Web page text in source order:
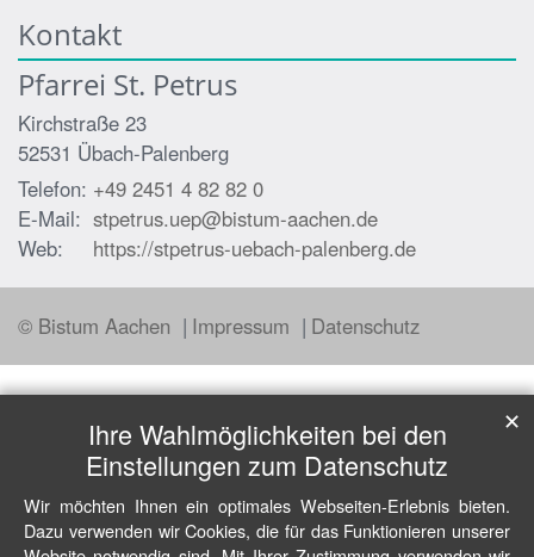
Kontakt
Pfarrei St. Petrus
Kirchstraße 23
52531 Übach-Palenberg
Telefon: +49 2451 4 82 82 0
E-Mail: stpetrus.uep@bistum-aachen.de
Web:
https://stpetrus-uebach-palenberg.de
© Bistum Aachen Impressum Datenschutz
Ihre Wahlmöglichkeiten bei den
Einstellungen zum Datenschutz
Wir möchten Ihnen ein optimales Webseiten-Erlebnis bieten.
Dazu verwenden wir Cookies, die für das Funktionieren unserer
✕